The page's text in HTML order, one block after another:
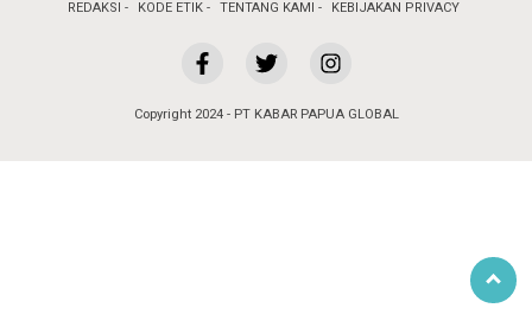
REDAKSI KODE ETIK TENTANG KAMI KEBIJAKAN PRIVACY
Copyright 2024 - PT KABAR PAPUA GLOBAL